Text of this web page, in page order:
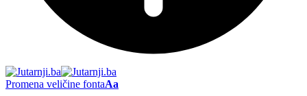
Promena veličine fontaAa